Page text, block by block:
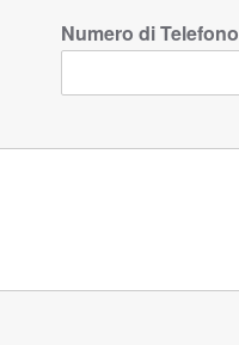
Numero di Telefono